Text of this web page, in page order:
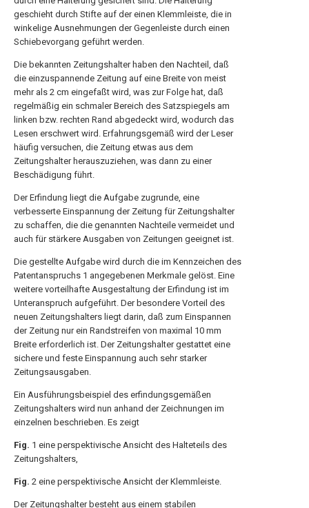
geschieht durch Stifte auf der einen Klemmleiste, die in
winkelige Ausnehmungen der Gegenleiste durch einen
Schiebevorgang geführt werden.
Die bekannten Zeitungshalter haben den Nachteil, daß
die einzuspannende Zeitung auf eine Breite von meist
mehr als 2 cm eingefaßt wird, was zur Folge hat, daß
regelmäßig ein schmaler Bereich des Satzspiegels am
linken bzw. rechten Rand abgedeckt wird, wodurch das
Lesen erschwert wird. Erfahrungsgemäß wird der Leser
häufig versuchen, die Zeitung etwas aus dem
Zeitungshalter herauszuziehen, was dann zu einer
Beschädigung führt.
Der Erfindung liegt die Aufgabe zugrunde, eine
verbesserte Einspannung der Zeitung für Zeitungshalter
zu schaffen, die die genannten Nachteile vermeidet und
auch für stärkere Ausgaben von Zeitungen geeignet ist.
Die gestellte Aufgabe wird durch die im Kennzeichen des
Patentanspruchs 1 angegebenen Merkmale gelöst. Eine
weitere vorteilhafte Ausgestaltung der Erfindung ist im
Unteranspruch aufgeführt. Der besondere Vorteil des
neuen Zeitungshalters liegt darin, daß zum Einspannen
der Zeitung nur ein Randstreifen von maximal 10 mm
Breite erforderlich ist. Der Zeitungshalter gestattet eine
sichere und feste Einspannung auch sehr starker
Zeitungsausgaben.
Ein Ausführungsbeispiel des erfindungsgemäßen
Zeitungshalters wird nun anhand der Zeichnungen im
einzelnen beschrieben. Es zeigt
Fig. 1 eine perspektivische Ansicht des Halteteils des
Zeitungshalters,
Fig. 2 eine perspektivische Ansicht der Klemmleiste.
Der Zeitungshalter besteht aus einem stabilen